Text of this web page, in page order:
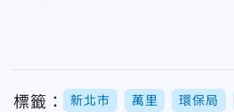
標籤： 新北市 萬里 環保局